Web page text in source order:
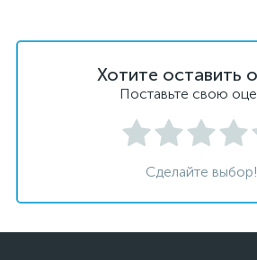
Хотите оставить
Поставьте свою
Сделайте выбор!